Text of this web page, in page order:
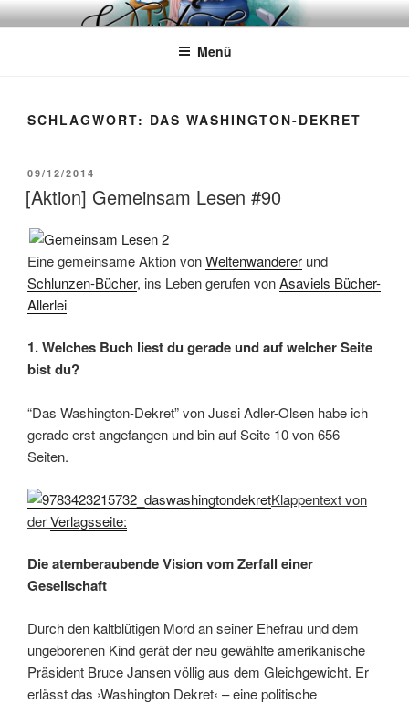
Zum
InhaltWÖRTERKATZE
Von Büchern erzählen
Menü
SCHLAGWORT: DAS WASHINGTON-DEKRET
VERÖFFENTLICHT
AM
09/12/2014
[Aktion] Gemeinsam Lesen #90
Eine gemeinsame Aktion vonWeltenwanderer und
Schlunzen-Bücher, ins Leben gerufen vonAsaviels Bücher-
Allerlei
1. Welches Buch liest du gerade und auf welcher Seite
bist du?
“Das Washington-Dekret” von Jussi Adler-Olsen habe ich
gerade erst angefangen und bin auf Seite 10 von 656
Seiten.
Klappentext von
derVerlagsseite:
Die atemberaubende Vision vom Zerfall einer
Gesellschaft
Durch den kaltblütigen Mord an seiner Ehefrau und dem
ungeborenen Kind gerät der neu gewählte amerikanische
Präsident Bruce Jansen völlig aus dem Gleichgewicht. Er
erlässt das ›Washington Dekret‹ – eine politische